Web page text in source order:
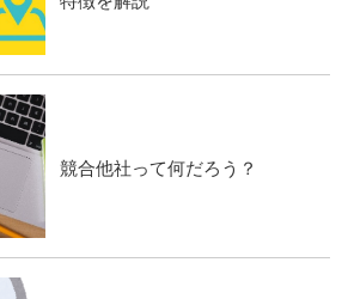
競合他社って何だろう？